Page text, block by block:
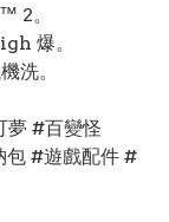
2。
爆。
洗。
#百變怪
#遊戲配件 #